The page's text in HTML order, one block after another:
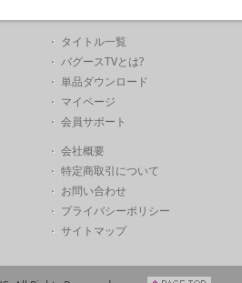
タイトル一覧
バグースTVとは?
単品ダウンロード
マイページ
会員サポート
会社概要
特定商取引について
お問い合わせ
プライバシーポリシー
サイトマップ